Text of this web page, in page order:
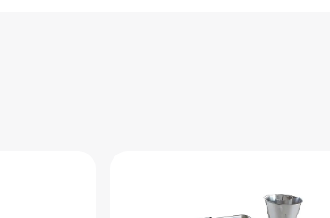
электромеханическая панель